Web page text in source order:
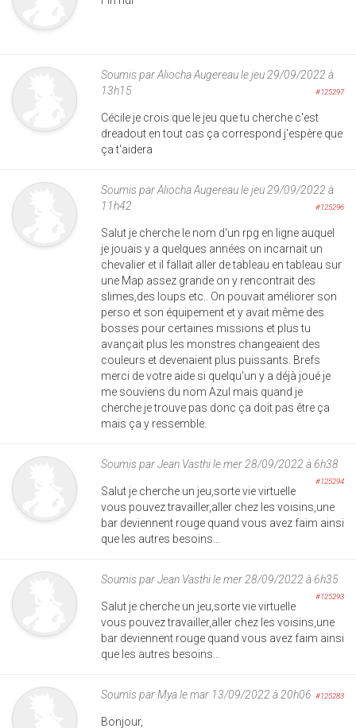
Soumis parAliocha Augereaule jeu 29/09/2022 à
13h15
#125297
Cécile je crois que le jeu que tu cherche c'est
dreadout en tout cas ça correspond j'espère que
ça t'aidera
Soumis parAliocha Augereaule jeu 29/09/2022 à
11h42
#125296
Salut je cherche le nom d'un rpg en ligne auquel
je jouais y a quelques années on incarnait un
chevalier et il fallait aller de tableau en tableau sur
une Map assez grande on y rencontrait des
slimes,des loups etc.. On pouvait améliorer son
perso et son équipement et y avait même des
bosses pour certaines missions et plus tu
avançait plus les monstres changeaient des
couleurs et devenaient plus puissants. Brefs
merci de votre aide si quelqu'un y a déjà joué je
me souviens du nom Azul mais quand je
cherche je trouve pas donc ça doit pas être ça
mais ça y ressemble.
Soumis parJean Vasthile mer 28/09/2022 à 6h38
#125294
Salut je cherche un jeu,sorte vie virtuelle
vous pouvez travailler,aller chez les voisins,une
bar deviennent rouge quand vous avez faim ainsi
que les autres besoins...
Soumis parJean Vasthile mer 28/09/2022 à 6h35
#125293
Salut je cherche un jeu,sorte vie virtuelle
vous pouvez travailler,aller chez les voisins,une
bar deviennent rouge quand vous avez faim ainsi
que les autres besoins...
Soumis parMyale mar 13/09/2022 à 20h06 #125283
Bonjour,